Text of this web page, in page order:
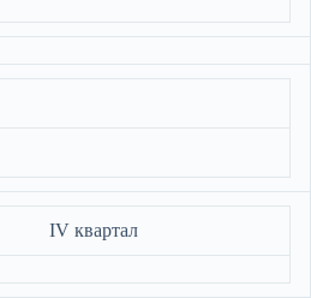
IV квартал